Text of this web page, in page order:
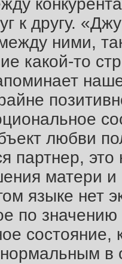
к другу.
ними,
какой-то
любви
партнер,
матери и
языке нет
по
состояние,